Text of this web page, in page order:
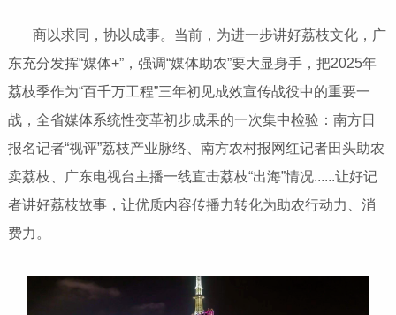
商以求同，协以成事。当前，为进一步讲好荔枝文化，广
东充分发挥“媒体+”，强调“媒体助农”要大显身手，把2025年
荔枝季作为“百千万工程”三年初见成效宣传战役中的重要一
战，全省媒体系统性变革初步成果的一次集中检验：南方日
报名记者“视评”荔枝产业脉络、南方农村报网红记者田头助农
卖荔枝、广东电视台主播一线直击荔枝“出海”情况......让好记
者讲好荔枝故事，让优质内容传播力转化为助农行动力、消
费力。